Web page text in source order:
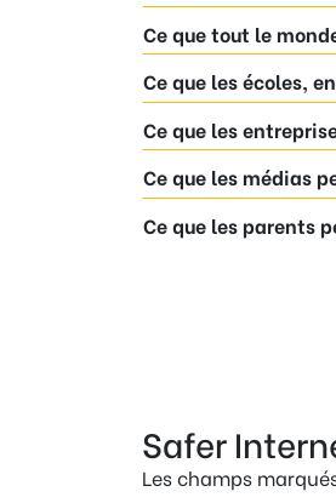
Ce que tout le
Ce que les écoles,
Ce que les
Ce que les médias
Ce que les parents
Safer
Les champs